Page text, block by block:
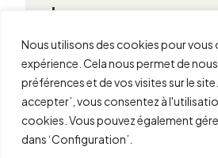
Nous utilisons des cookies pour vous
expérience. Cela nous permet de
préférences et de vos visites sur le
accepter’, vous consentez à
cookies. Vous pouvez également
dans ‘Configuration’.
Langues
Español
Français
Italiano
Polski
Português (BR)
Português (PT)